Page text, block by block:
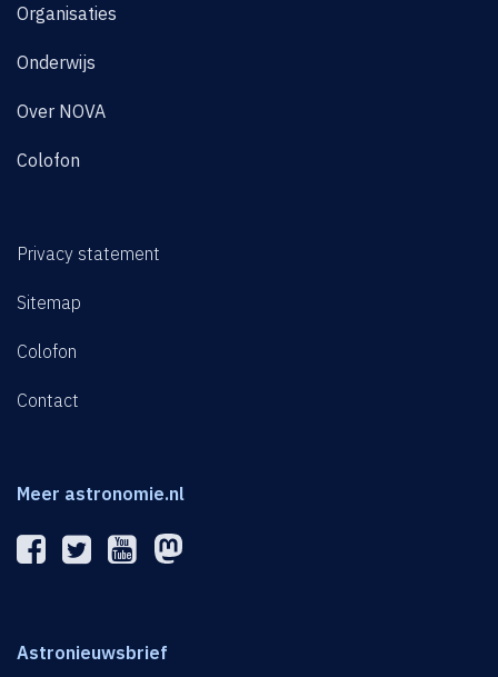
Organisaties
Onderwijs
Over NOVA
Colofon
Privacy statement
Sitemap
Colofon
Contact
Meer astronomie.nl
Astronieuwsbrief